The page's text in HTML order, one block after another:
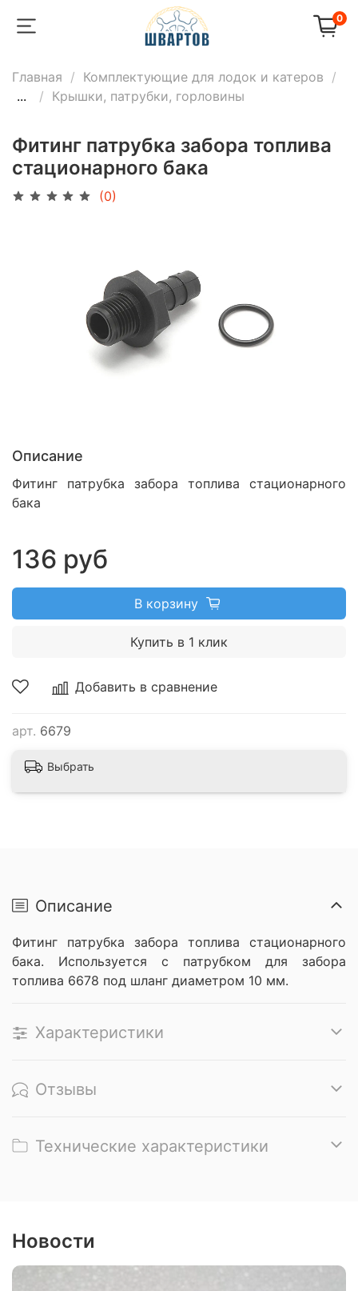
0
Главная
Комплектующие для лодок и катеров
...
Крышки, патрубки, горловины
Фитинг патрубка забора топлива
стационарного бака
(0)
Добавить в сравнение
арт. 6679
Описание
Фитинг патрубка забора топлива стационарного
бака
136 руб
В корзину
Купить в 1 клик
Выбрать
Описание
Фитинг патрубка забора топлива стационарного
бака. Используется с патрубком для забора
топлива 6678 под шланг диаметром 10 мм.
Характеристики
Отзывы
Технические характеристики
Новости